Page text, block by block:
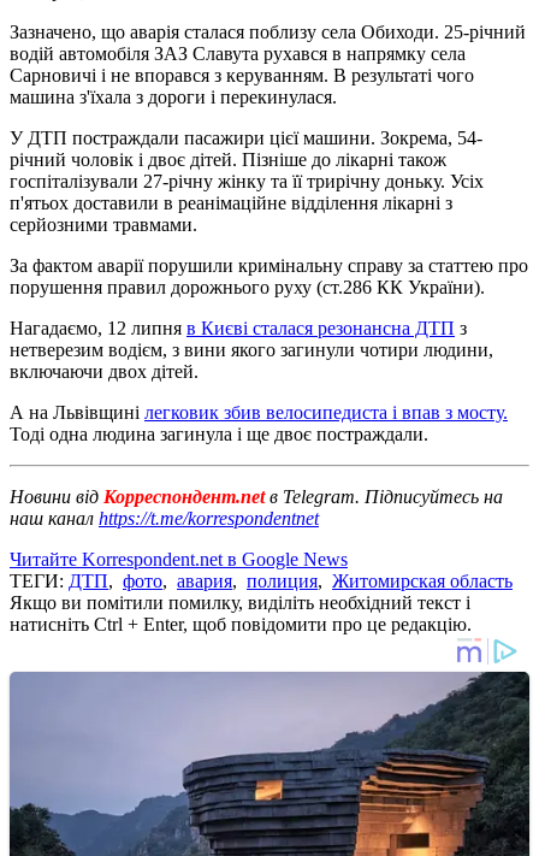
Зазначено, що аварія сталася поблизу села Обиходи. 25-річний
водій автомобіля ЗАЗ Славута рухався в напрямку села
Сарновичі і не впорався з керуванням. В результаті чого
машина з'їхала з дороги і перекинулася.
У ДТП постраждали пасажири цієї машини. Зокрема, 54-
річний чоловік і двоє дітей. Пізніше до лікарні також
госпіталізували 27-річну жінку та її трирічну доньку. Усіх
п'ятьох доставили в реанімаційне відділення лікарні з
серйозними травмами.
За фактом аварії порушили кримінальну справу за статтею про
порушення правил дорожнього руху (ст.286 КК України).
Нагадаємо, 12 липня в Києві сталася резонансна ДТП з
нетверезим водієм, з вини якого загинули чотири людини,
включаючи двох дітей.
А на Львівщині легковик збив велосипедиста і впав з мосту.
Тоді одна людина загинула і ще двоє постраждали.
Новини від Корреспондент.netв Telegram. Підписуйтесь на
наш канал https://t.me/korrespondentnet
Читайте Korrespondent.net в Google News
ТЕГИ: ДТП, фото, авария, полиция, Житомирская область
Якщо ви помітили помилку, виділіть необхідний текст і
натисніть Ctrl + Enter, щоб повідомити про це редакцію.